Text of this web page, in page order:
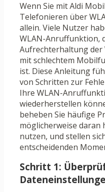
Wenn Sie mit Aldi
Telefonieren über
allein. Viele Nutzer
WLAN-Anruffunktion,
Aufrechterhaltung der
mit schlechtem
ist. Diese Anleitung
von Schritten zur
Ihre WLAN-
wiederherstellen
beheben Sie häufige
möglicherweise daran
nutzen, und stellen
entscheidenden
Schritt 1: